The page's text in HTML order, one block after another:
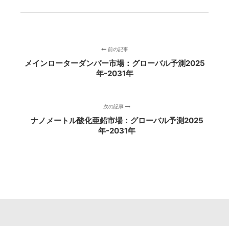
前の記事
メインローターダンパー市場：グローバル予測2025
年-2031年
次の記事
ナノメートル酸化亜鉛市場：グローバル予測2025
年-2031年